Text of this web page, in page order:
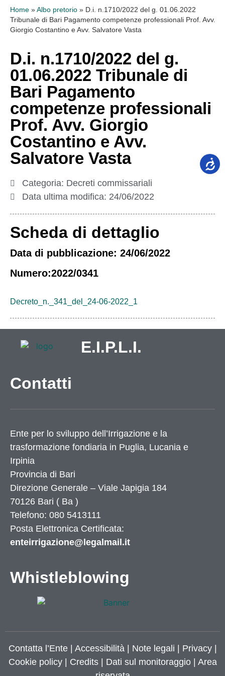
Home » Albo pretorio » D.i. n.1710/2022 del g. 01.06.2022
Tribunale di Bari Pagamento competenze professionali Prof. Avv.
Giorgio Costantino e Avv. Salvatore Vasta
D.i. n.1710/2022 del g.
01.06.2022 Tribunale di
Bari Pagamento
competenze professionali
Prof. Avv. Giorgio
Costantino e Avv.
Salvatore Vasta
Categoria: Decreti commissariali
Data ultima modifica: 24/06/2022
Scheda di dettaglio
Data di pubblicazione: 24/06/2022
Numero:2022/0341
Decreto_n._341_del_24-06-2022_1
E.I.P.L.I.
Contatti
Ente per lo sviluppo dell’Irrigazione e la
trasformazione fondiaria in Puglia, Lucania e
Irpinia
Provincia di Bari
Direzione Generale – Viale Japigia 184
70126 Bari ( Ba )
Telefono: 080 5413111
Posta Elettronica Certificata:
enteirrigazione@legalmail.it
Whistleblowing
Contatta l’Ente| Accessibilità | Note legali | Privacy|
Cookie policy| Credits| Dati sul monitoraggio | Area